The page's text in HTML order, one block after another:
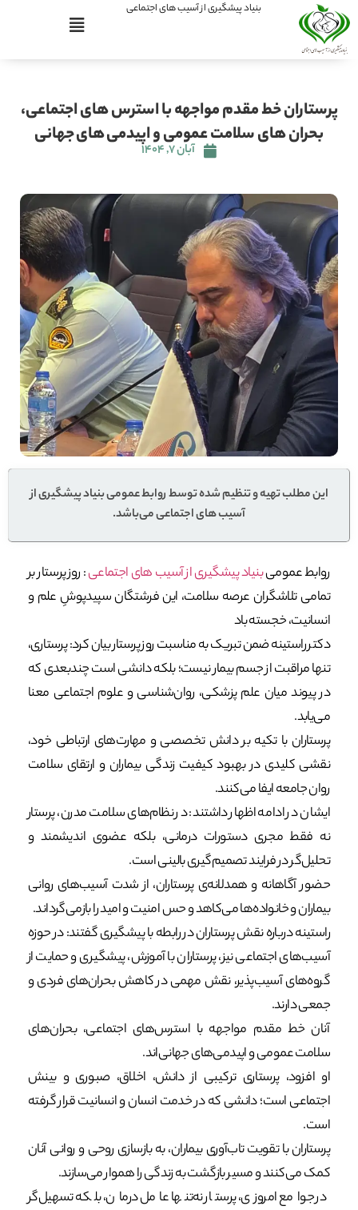
بنیاد پیشگیری از آسیب های اجتماعی
پرستاران خط مقدم مواجهه با استرس های اجتماعی،
بحران های سلامت عمومی و اپیدمی های جهانی
آبان ۷, ۱۴۰۴
این مطلب تهیه و تنظیم شده توسط روابط عمومی بنیاد پیشگیری از
آسیب های اجتماعی می‌باشد.
روابط عمومیبنیاد پیشگیری از آسیب های اجتماعی: روز پرستار بر
تمامی تلاشگران عرصه سلامت، این فرشتگان سپیدپوشِ علم و
انسانیت، خجسته باد
دکتر راستینه ضمن تبریک به مناسبت روز پرستار بیان کرد: پرستاری،
تنها مراقبت از جسم بیمار نیست؛ بلکه دانشی است چندبعدی که
در پیوند میان علم پزشکی، روان‌شناسی و علوم اجتماعی معنا
می‌یابد.
پرستاران با تکیه بر دانش تخصصی و مهارت‌های ارتباطی خود،
نقشی کلیدی در بهبود کیفیت زندگی بیماران و ارتقای سلامت
روان جامعه ایفا می‌کنند.
ایشان در ادامه اظهار داشتند: در نظام‌های سلامت مدرن، پرستار
نه فقط مجری دستورات درمانی، بلکه عضوی اندیشمند و
تحلیل‌گر در فرایند تصمیم‌گیری بالینی است.
حضور آگاهانه و همدلانه‌ی پرستاران، از شدت آسیب‌های روانی
بیماران و خانواده‌ها می‌کاهد و حس امنیت و امید را بازمی‌گرداند.
راستینه درباره نقش پرستاران در رابطه با پیشگیری گفتند: در حوزه
آسیب‌های اجتماعی نیز، پرستاران با آموزش، پیشگیری و حمایت از
گروه‌های آسیب‌پذیر، نقش مهمی در کاهش بحران‌های فردی و
جمعی دارند.
آنان خط مقدم مواجهه با استرس‌های اجتماعی، بحران‌های
سلامت عمومی و اپیدمی‌های جهانی‌اند.
او افزود، پرستاری ترکیبی از دانش، اخلاق، صبوری و بینش
اجتماعی است؛ دانشی که در خدمت انسان و انسانیت قرار گرفته
است.
پرستاران با تقویت تاب‌آوری بیماران، به بازسازی روحی و روانی آنان
کمک می‌کنند و مسیر بازگشت به زندگی را هموار می‌سازند.
در جوامع امروزی، پرستار نه‌تنها عامل درمان، بلکه تسهیل‌گر